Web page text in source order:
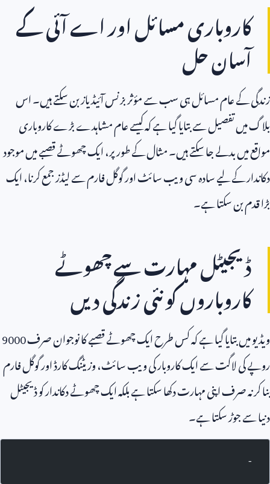
کاروباری مسائل اور اے آئی کے
آسان حل
زندگی کے عام مسائل ہی سب سے مؤثر بزنس آئیڈیاز بن سکتے ہیں۔ اس
بلاگ میں تفصیل سے بتایا گیا ہے کہ کیسے عام مشاہدے بڑے کاروباری
مواقع میں بدلے جا سکتے ہیں۔ مثال کے طور پر، ایک چھوٹے قصبے میں موجود
دکاندار کے لیے سادہ سی ویب سائٹ اور گوگل فارم سے لیڈز جمع کرنا، ایک
بڑا قدم بن سکتا ہے۔
ڈیجیٹل مہارت سے چھوٹے
کاروباروں کو نئی زندگی دیں
ویڈیو میں بتایا گیا ہے کہ کس طرح ایک چھوٹے قصبے کا نوجوان صرف9000
روپے کی لاگت سے ایک کاروبار کی ویب سائٹ، وزیٹنگ کارڈ اور گوگل فارم
بنا کر نہ صرف اپنی مہارت دکھا سکتا ہے بلکہ ایک چھوٹے دکاندار کو ڈیجیٹل
دنیا سے جوڑ سکتا ہے۔
-